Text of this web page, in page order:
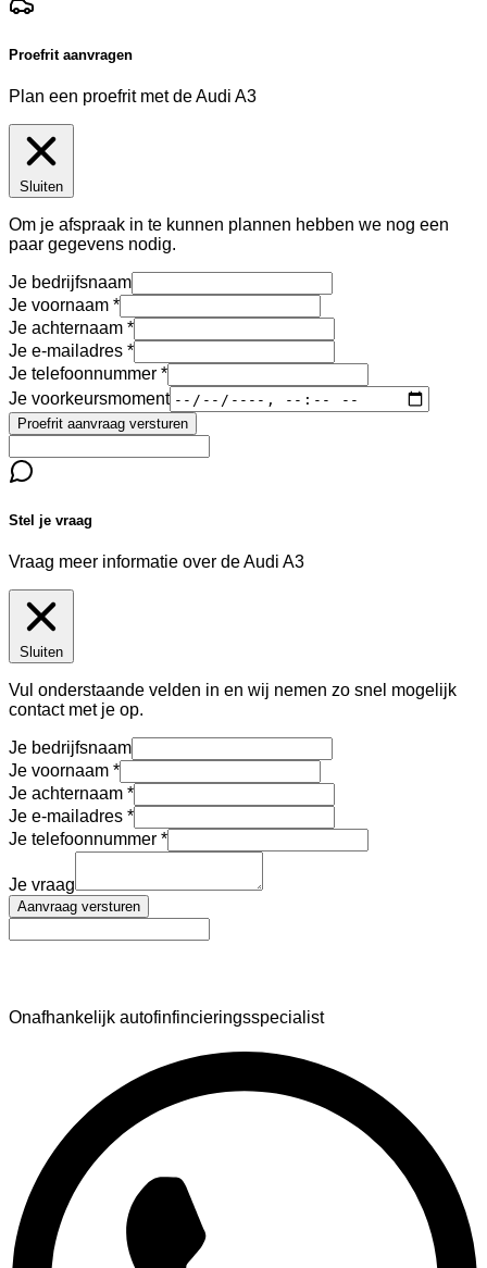
Proefrit aanvragen
Plan een proefrit met de Audi A3
Sluiten
Om je afspraak in te kunnen plannen hebben we nog een
paar gegevens nodig.
Je bedrijfsnaam
Je voornaam
Je achternaam
Je e-mailadres
Je telefoonnummer
Je voorkeursmoment
Proefrit aanvraag versturen
Stel je vraag
Vraag meer informatie over deAudi A3
Sluiten
Vul onderstaande velden in en wij nemen zo snel mogelijk
contact met je op.
Je bedrijfsnaam
Je voornaam
Je achternaam
Je e-mailadres
Je telefoonnummer
Je vraag
Aanvraag versturen
Onafhankelijk autofinfincieringsspecialist